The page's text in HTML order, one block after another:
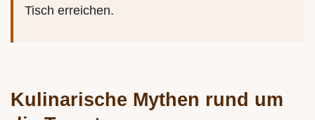
Tisch erreichen.
Kulinarische Mythen rund um